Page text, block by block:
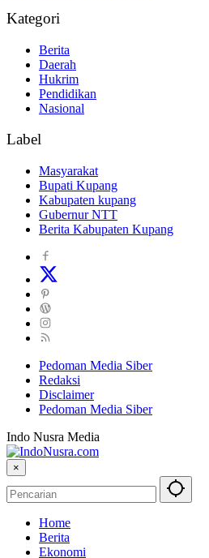
Kategori
Berita
Daerah
Hukrim
Pendidikan
Nasional
Label
Masyarakat
Bupati Kupang
Kabupaten kupang
Gubernur NTT
Berita Kabupaten Kupang
Pedoman Media Siber
Redaksi
Disclaimer
Pedoman Media Siber
Indo Nusra Media
×
Home
Berita
Ekonomi